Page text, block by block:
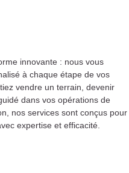
innovante : nous vous
à chaque étape de vos
vendre un terrain, devenir
dans vos opérations de
nos services sont conçus pour
expertise et efficacité.